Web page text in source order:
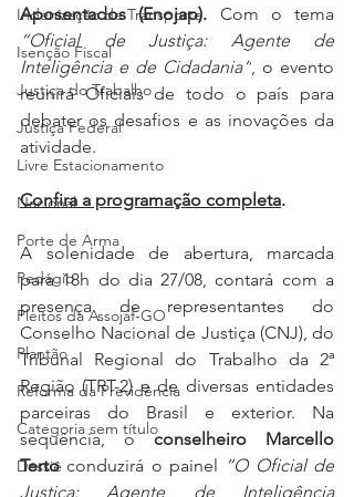
Indenização de Transporte
Isenção Fiscal
Justiça do Trabalho
Justiça Federal
Livre Estacionamento
Nacional
Porte de Arma
Pedágio
Pleitos da Assojaf-GO
Plantão
Reforma da Previdência
Categoria sem título
Dossiê
Aposentados (Enojap).
“Oficial de Justiça: Agente de
Inteligência e de Cidadania”, o evento
reunirá Oficiais de todo o país para
debater os desafios e as inovações da
atividade.
Confira a programação completa.
A solenidade de abertura, marcada
para 18h do dia 27/08, contará com a
presença de representantes do
Conselho Nacional de Justiça (CNJ), do
Tribunal Regional do Trabalho da 2ª
Região (TRT-2) e de diversas entidades
parceiras do Brasil e exterior. Na
sequência, o conselheiro Marcello
Terto conduzirá o painel
“O Oficial de
Justiça: Agente de Inteligência